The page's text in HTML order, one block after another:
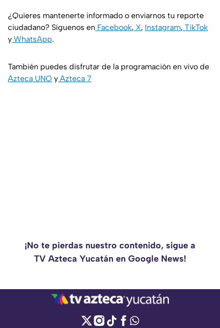
¿Quieres mantenerte informado o enviarnos tu reporte
ciudadano? Síguenos en Facebook, X, Instagram, TikTok
y WhatsApp.
También puedes disfrutar de la programación en vivo de
Azteca UNO y Azteca 7
¡No te pierdas nuestro contenido, sigue a
TV Azteca Yucatán en Google News!